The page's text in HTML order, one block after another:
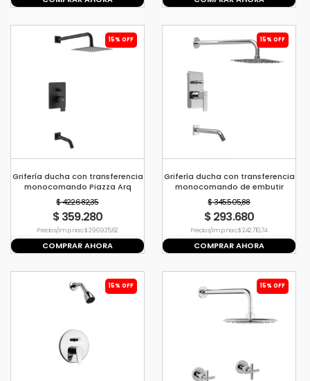
15% OFF
Grifería ducha con transferencia
monocomando Piazza Arq
NEGRO
$ 422.682,35
$ 359.280
Precio s/imp. nac. $ 296.925,62
COMPRAR AHORA
15% OFF
Grifería ducha con transferencia
monocomando de embutir
Piazza Arq 10406
$ 345.505,88
$ 293.680
Precio s/imp. nac. $ 242.710,74
COMPRAR AHORA
15% OFF 15% OFF